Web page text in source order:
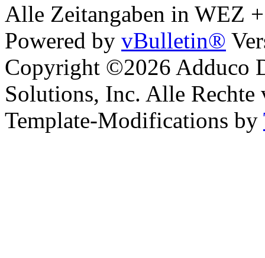
Alle Zeitangaben in WEZ
Powered by vBulletin®
Copyright ©2026 Adduco
Solutions, Inc. Alle Rechte
Template-Modifications by